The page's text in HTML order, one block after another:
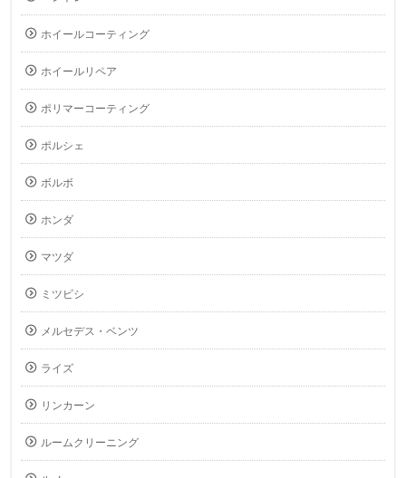
ホイールコーティング
ホイールリペア
ポリマーコーティング
ポルシェ
ボルボ
ホンダ
マツダ
ミツビシ
メルセデス・ベンツ
ライズ
リンカーン
ルームクリーニング